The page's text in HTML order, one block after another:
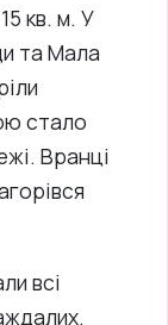
кв. м. У
та Мала
стало
Вранці
всі